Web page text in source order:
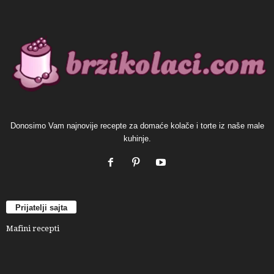
Donosimo Vam najnovije recepte za domaće kolače i torte iz naše male
kuhinje.
Prijatelji sajta
Mafini recepti